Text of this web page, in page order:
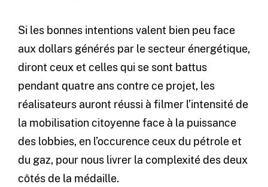
Si les bonnes intentions valent bien peu face
aux dollars générés par le secteur énergétique,
diront ceux et celles qui se sont battus
pendant quatre ans contre ce projet, les
réalisateurs auront réussi à filmer l’intensité de
la mobilisation citoyenne face à la puissance
des lobbies, en l’occurence ceux du pétrole et
du gaz, pour nous livrer la complexité des deux
côtés de la médaille.